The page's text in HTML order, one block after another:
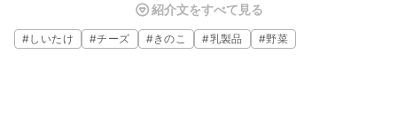
ズのコクにお酒が止まらなくなりそうですね。黒コショウをたっぷり
かけるとビールにぴったりです。
紹介文をすべて見る
#しいたけ #チーズ #きのこ #乳製品 #野菜